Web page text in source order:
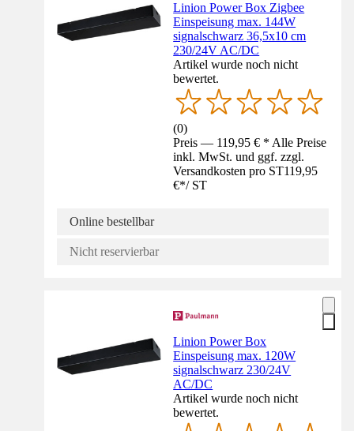
Linion Power Box Zigbee
Einspeisung max. 144W
signalschwarz 36,5x10 cm
230/24V AC/DC
Artikel wurde noch nicht
bewertet.
(0)
Preis — 119,95 € * Alle Preise
inkl. MwSt. und ggf. zzgl.
Versandkosten pro ST119,95
€*/ ST
Online bestellbar
Nicht reservierbar
Linion Power Box
Einspeisung max. 120W
signalschwarz 230/24V
AC/DC
Artikel wurde noch nicht
bewertet.